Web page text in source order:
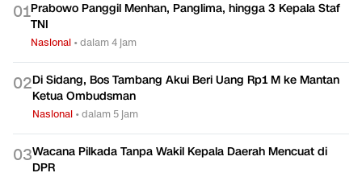
01Prabowo Panggil Menhan, Panglima, hingga 3 Kepala Staf
TNI
Nasional •dalam 4 jam
02Di Sidang, Bos Tambang Akui Beri Uang Rp1 M ke Mantan
Ketua Ombudsman
Nasional •dalam 5 jam
03Wacana Pilkada Tanpa Wakil Kepala Daerah Mencuat di
DPR